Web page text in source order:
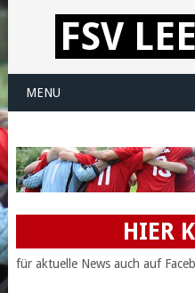
FSV
MENU
HIER
für aktuelle News auch auf